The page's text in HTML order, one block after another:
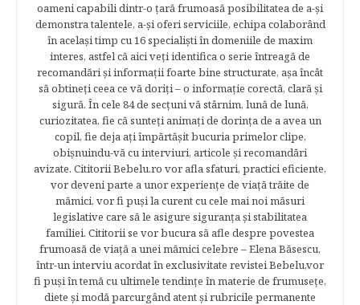
oameni capabili dintr-o ţară frumoasă posibilitatea de a-şi
demonstra talentele, a-şi oferi serviciile, echipa colaborând
în acelaşi timp cu 16 specialişti în domeniile de maxim
interes, astfel că aici veţi identifica o serie întreagă de
recomandări şi informaţii foarte bine structurate, aşa încât
să obtineţi ceea ce vă doriţi – o informaţie corectă, clară şi
sigură. În cele 84 de secțuni vă stârnim, lună de lună,
curiozitatea, fie că sunteţi animaţi de dorinţa de a avea un
copil, fie deja aţi împărtăşit bucuria primelor clipe,
obişnuindu-vă cu interviuri, articole şi recomandări
avizate. Cititorii Bebelu.ro vor afla sfaturi, practici eficiente,
vor deveni parte a unor experienţe de viaţă trăite de
mămici, vor fi puşi la curent cu cele mai noi măsuri
legislative care să le asigure siguranţa şi stabilitatea
familiei. Cititorii se vor bucura să afle despre povestea
frumoasă de viață a unei mămici celebre – Elena Băsescu,
într-un interviu acordat în exclusivitate revistei Bebelu,vor
fi puşi în temă cu ultimele tendinţe în materie de frumuseţe,
diete şi modă parcurgând atent şi rubricile permanente